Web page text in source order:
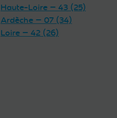
Haute-Loire — 43 (25)
Ardèche — 07 (34)
Loire — 42 (26)